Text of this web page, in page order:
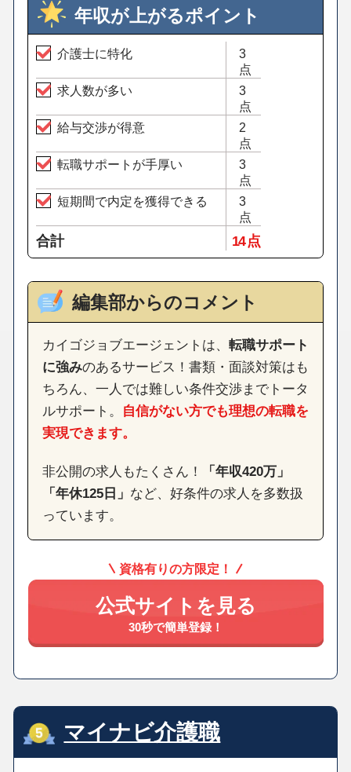
年収が上がるポイント
介護士に特化
3
点
求人数が多い
3
点
給与交渉が得意
2
点
転職サポートが手厚い
3
点
短期間で内定を獲得できる
3
点
合計 14 点
編集部からのコメント
カイゴジョブエージェントは、 転職サポート
に強みのあるサービス！書類・面談対策はも
ちろん、一人では難しい条件交渉までトータ
ルサポート。
自信がない方でも理想の転職を
実現できます。
非公開の求人もたくさん！
「年収420万」
「年休125日」 など、好条件の求人を多数扱
っています。
資格有りの方限定！
公式サイトを見る
30秒で簡単登録！
マイナビ介護職